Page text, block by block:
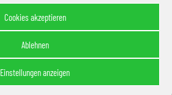
Cookies akzeptieren
Ablehnen
Einstellungen anzeigen
Gruppenreise 2026: Jetzt Komplettpaket buchen
25. Mai 2026